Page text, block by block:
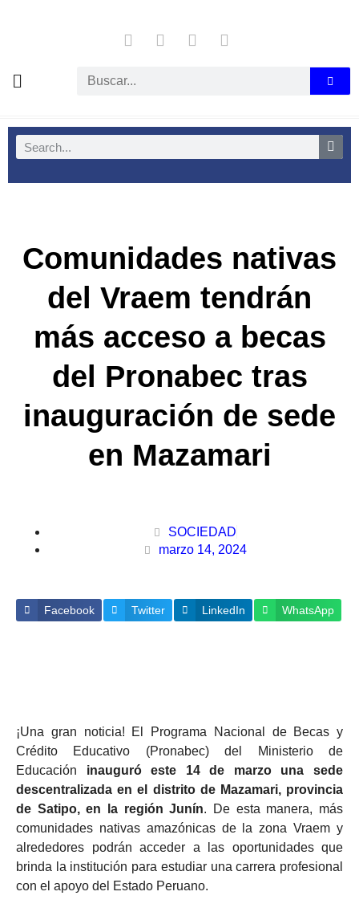
Comunidades nativas
del Vraem tendrán
más acceso a becas
del Pronabec tras
inauguración de sede
en Mazamari
SOCIEDAD
marzo 14, 2024
Facebook Twitter LinkedIn WhatsApp
¡Una gran noticia! El Programa Nacional de Becas y
Crédito Educativo (Pronabec) del Ministerio de
Educación inauguró este 14 de marzo una sede
descentralizada en el distrito de Mazamari, provincia
de Satipo, en la región Junín. De esta manera, más
comunidades nativas amazónicas de la zona Vraem y
alrededores podrán acceder a las oportunidades que
brinda la institución para estudiar una carrera profesional
con el apoyo del Estado Peruano.